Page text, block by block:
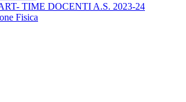
TIME DOCENTI A.S. 2023-24
Fisica